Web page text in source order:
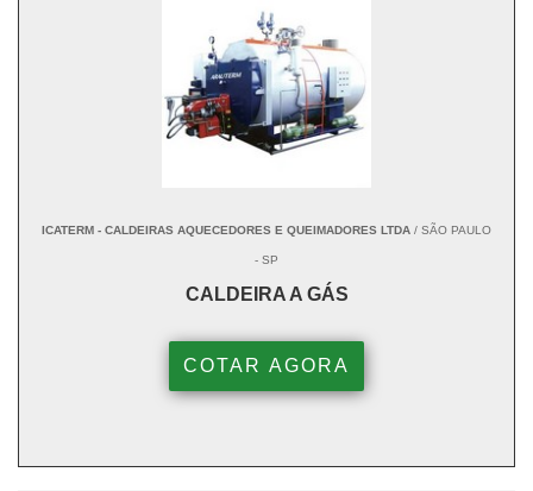
ICATERM - CALDEIRAS AQUECEDORES E QUEIMADORES LTDA / SÃO PAULO
- SP
CALDEIRA A GÁS
COTAR AGORA